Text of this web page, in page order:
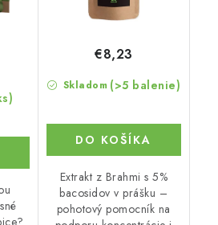
Skladom (>5 balenie)
€8,23
DO KOŠÍKA
Extrakt z Brahmi s 5%
bacosidov v prášku –
pohotový pomocník na